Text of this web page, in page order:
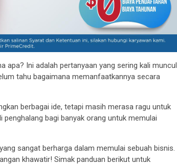
apa? Ini adalah pertanyaan yang sering kali muncul
tahu bagaimana memanfaatkannya secara
berbagai ide, tetapi masih merasa ragu untuk
bagi banyak orang untuk memulai
sangat berharga dalam memulai sebuah bisnis.
khawatir! Simak panduan berikut untuk